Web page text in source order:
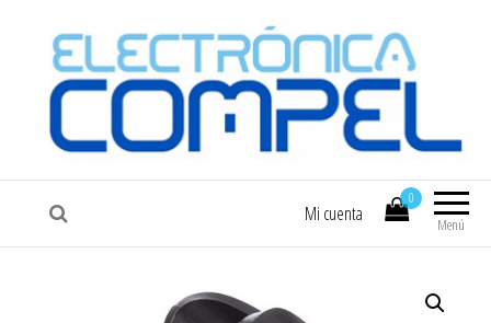
COMPEL Electrónica COMPEL
Menú
0
Mi cuenta